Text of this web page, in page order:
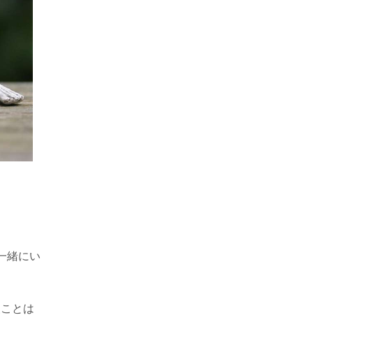
緒にい
とは